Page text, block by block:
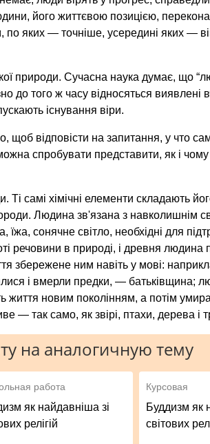
його життєвою позицією,
яких — точніше, усередині яких —
природи. Сучасна наука думає, що
до того ж часу відносяться виявлені
існування віри.
щоб відповісти на запитання, у что
спробувати представити, як і
самі хімічні елементи складають
Людина зв'язана з навколишнім
сонячне світло, необхідні для
речовини в природі, і древня людина
збережене ним навіть у мові:
і вмерли предки, — батьківщина;
новим поколінням, а потім
— так само, як звірі, птахи, дерева і
на аналогичную тему
работа
як найдавніша зі
релігій
Курсовая
Буддизм як
світових